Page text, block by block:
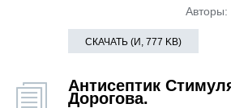
Авторы:
СКАЧАТЬ (И, 777 KB)
Антисептик
Дорогова.